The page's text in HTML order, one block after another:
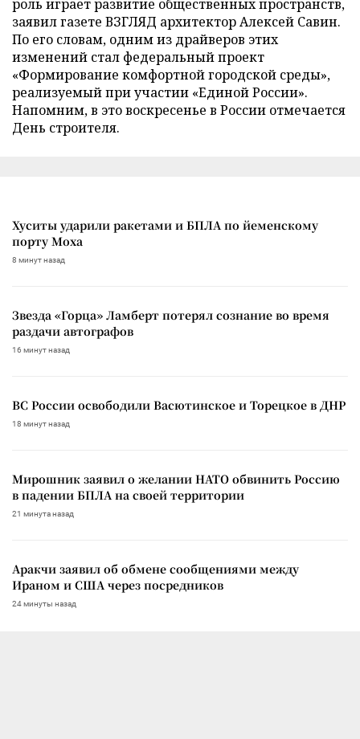
роль играет развитие общественных пространств,
заявил газете ВЗГЛЯД архитектор Алексей Савин.
По его словам, одним из драйверов этих
изменений стал федеральный проект
«Формирование комфортной городской среды»,
реализуемый при участии «Единой России».
Напомним, в это воскресенье в России отмечается
День строителя.
Хуситы ударили ракетами и БПЛА по йеменскому
порту Моха
8 минут назад
Звезда «Горца» Ламберт потерял сознание во время
раздачи автографов
16 минут назад
ВС России освободили Васютинское и Торецкое в ДНР
18 минут назад
Мирошник заявил о желании НАТО обвинить Россию
в падении БПЛА на своей территории
21 минута назад
Аракчи заявил об обмене сообщениями между
Ираном и США через посредников
24 минуты назад